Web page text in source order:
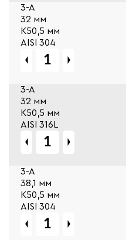
3-A
32 мм
К50,5 мм
AISI 304
3-A
32 мм
К50,5 мм
AISI 316L
3-A
38,1 мм
К50,5 мм
AISI 304